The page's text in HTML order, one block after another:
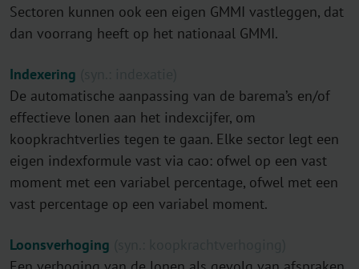
Sectoren kunnen ook een eigen GMMI vastleggen, dat
dan voorrang heeft op het nationaal GMMI.
Indexering
De automatische aanpassing van de barema’s en/of
effectieve lonen aan het indexcijfer, om
koopkrachtverlies tegen te gaan. Elke sector legt een
eigen indexformule vast via cao: ofwel op een vast
moment met een variabel percentage, ofwel met een
vast percentage op een variabel moment.
Loonsverhoging